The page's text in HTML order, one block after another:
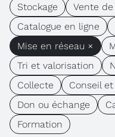
Stockage
Vente
Catalogue en ligne
Mise en réseau ×
Tri et valorisation
Collecte
Conseil
Don ou échange
Formation